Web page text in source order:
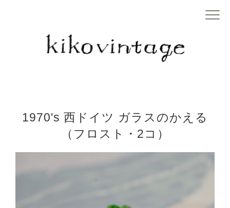
1970's 西ドイツ ガラスのかえる
（フロスト・2コ）